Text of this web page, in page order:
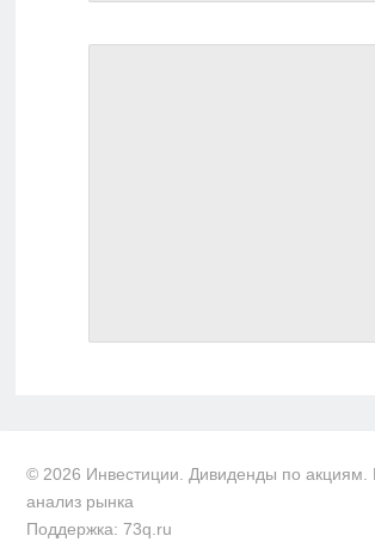
© 2026 Инвестиции. Дивиденды по акциям.
анализ рынка
Поддержка: 73q.ru